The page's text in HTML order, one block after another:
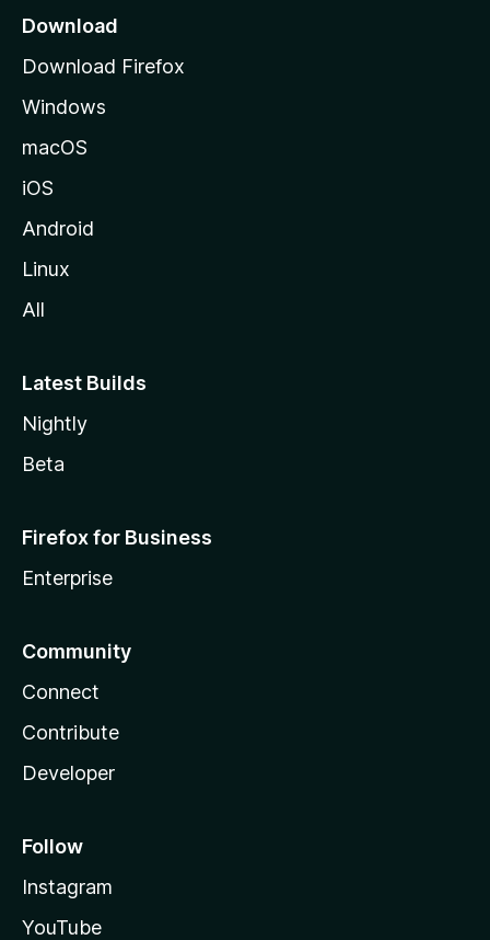
Download
Download Firefox
Windows
macOS
iOS
Android
Linux
All
Latest Builds
Nightly
Beta
Firefox for Business
Enterprise
Community
Connect
Contribute
Developer
Follow
Instagram
YouTube